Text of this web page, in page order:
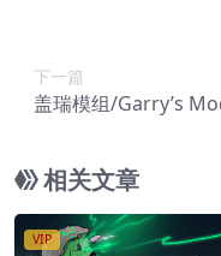
下一篇
盖瑞模组/Garry’s
相关文章
VIP